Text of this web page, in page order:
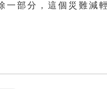
部分，這個災難減